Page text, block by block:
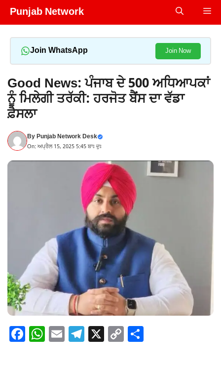
Skip
Punjab Network
Join WhatsApp Join Now
Good News: ਪੰਜਾਬ ਦੇ 500 ਅਧਿਆਪਕਾਂ
ਨੂੰ ਮਿਲੇਗੀ ਤਰੱਕੀ: ਹਰਜੋਤ ਬੈਂਸ ਦਾ ਵੱਡਾ
ਫ਼ੈਸਲਾ
ByPunjab Network Desk
On: ਅਪ੍ਰੈਲ 15, 2025 5:45 ਬਾਃ ਦੁਃ
F W E T X C